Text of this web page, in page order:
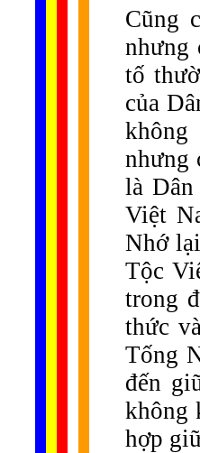
Cũng
nhưng
tố
của
nhưng
là
Việt
Nhớ
Tộc
trong
thức
Tống
đến
không
hợp